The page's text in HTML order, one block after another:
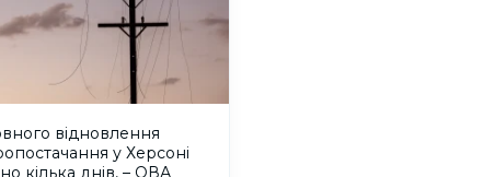
відновлення
у Херсоні
кілька днів, – ОВА